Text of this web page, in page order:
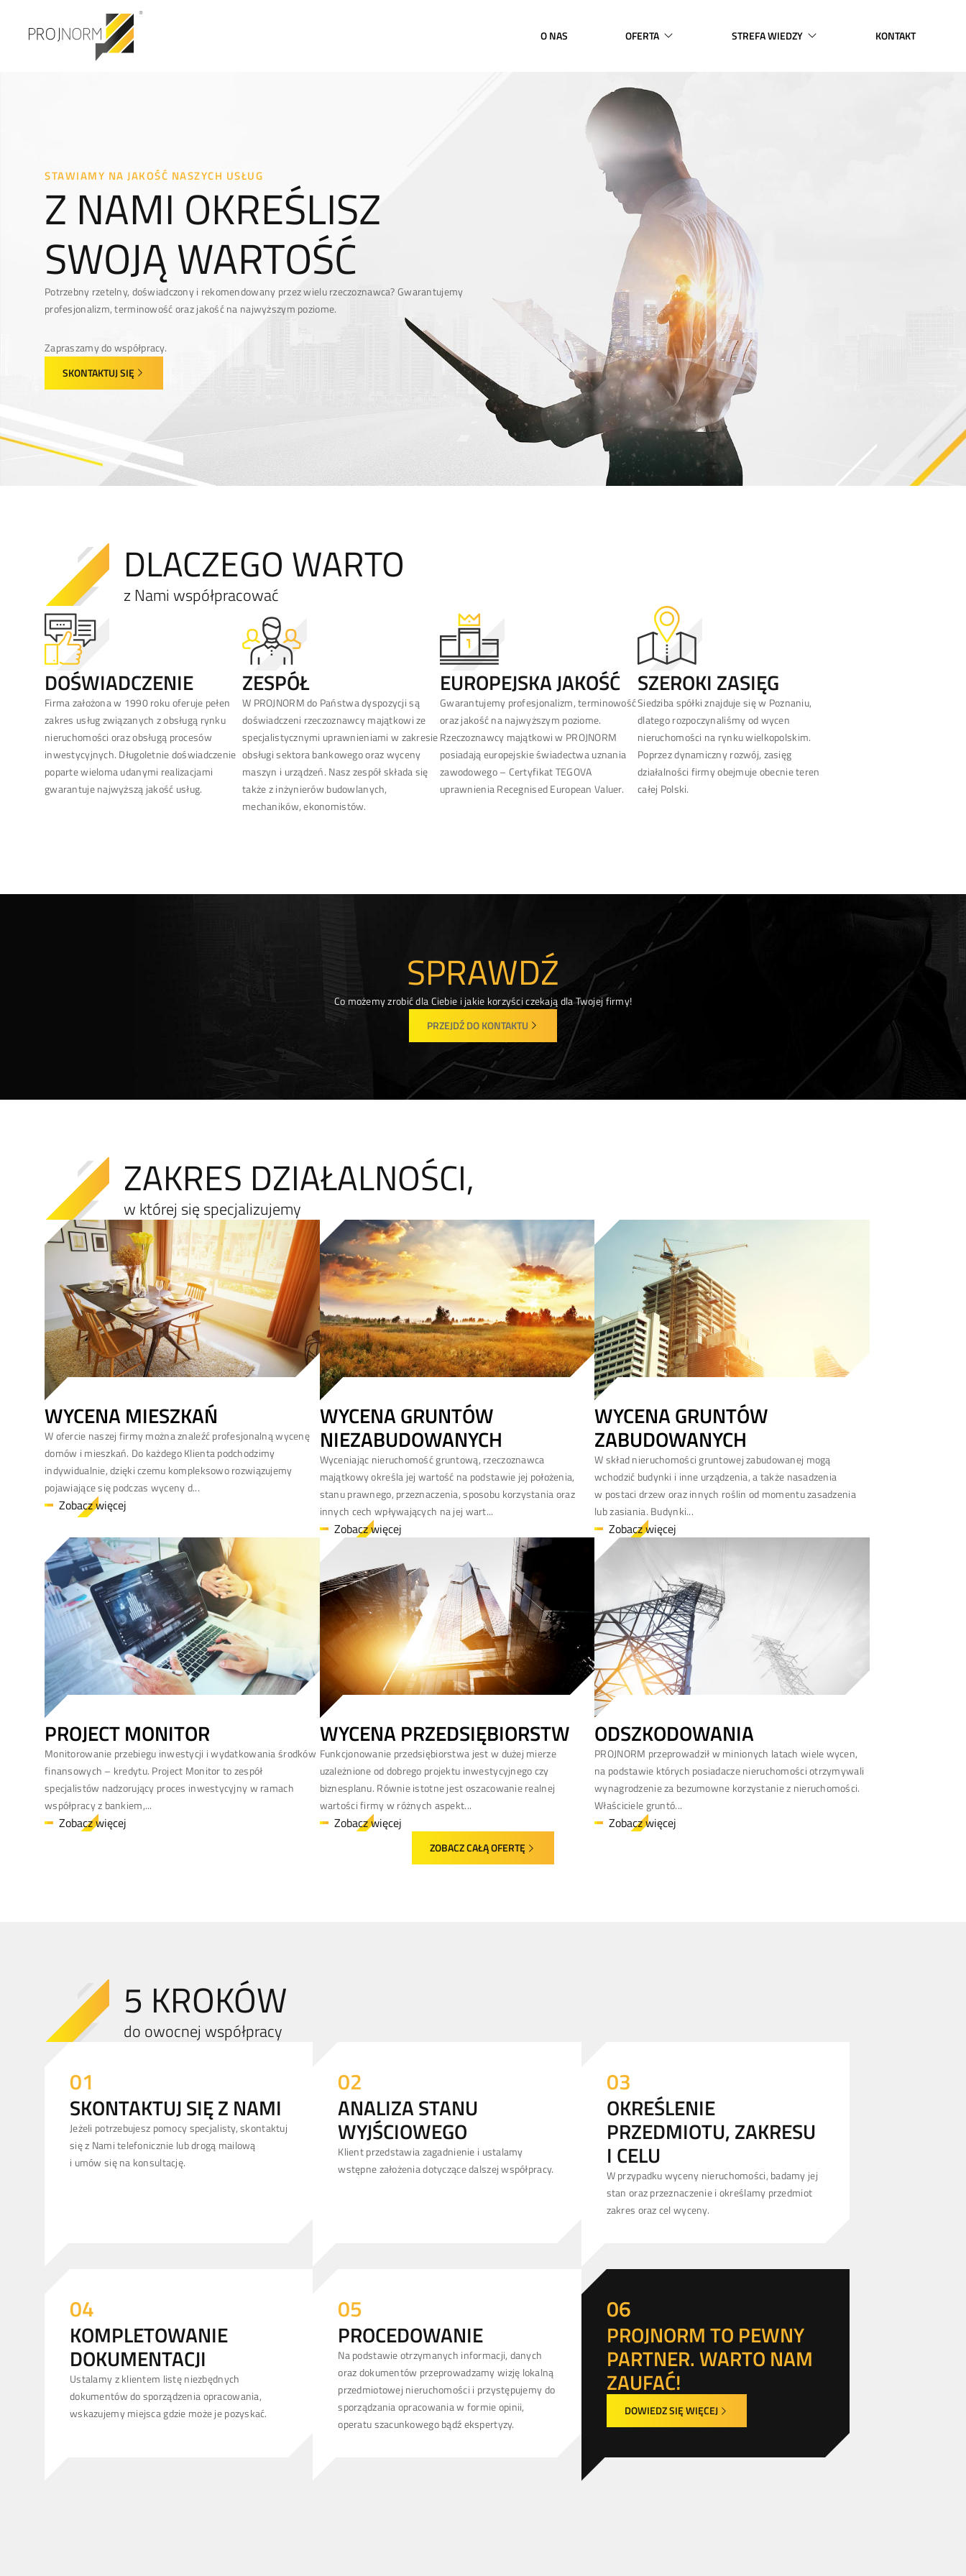
O NAS OFERTA STREFA WIEDZY KONTAKT
STAWIAMY NA JAKOŚĆ NASZYCH USŁUG
Z NAMI OKREŚLISZ
SWOJĄ WARTOŚĆ
Potrzebny rzetelny, doświadczony i rekomendowany przez wielu rzeczoznawca? Gwarantujemy
profesjonalizm, terminowość oraz jakość na najwyższym poziome.
Zapraszamy do współpracy.
SKONTAKTUJ SIĘ
DLACZEGO WARTO
z Nami współpracować
DOŚWIADCZENIE
Firma założona w 1990 roku oferuje pełen
zakres usług związanych z obsługą rynku
nieruchomości oraz obsługą procesów
inwestycyjnych. Długoletnie doświadczenie
poparte wieloma udanymi realizacjami
gwarantuje najwyższą jakość usług.
ZESPÓŁ
W PROJNORM do Państwa dyspozycji są
doświadczeni rzeczoznawcy majątkowi ze
specjalistycznymi uprawnieniami w zakresie
obsługi sektora bankowego oraz wyceny
maszyn i urządzeń. Nasz zespół składa się
także z inżynierów budowlanych,
mechaników, ekonomistów.
EUROPEJSKA JAKOŚĆ
Gwarantujemy profesjonalizm, terminowość
oraz jakość na najwyższym poziome.
Rzeczoznawcy majątkowi w PROJNORM
posiadają europejskie świadectwa uznania
zawodowego – Certyfikat TEGOVA
uprawnienia Recegnised European Valuer.
SZEROKI ZASIĘG
Siedziba spółki znajduje się w Poznaniu,
dlatego rozpoczynaliśmy od wycen
nieruchomości na rynku wielkopolskim.
Poprzez dynamiczny rozwój, zasięg
działalności firmy obejmuje obecnie teren
całej Polski.
SPRAWDŹ
Co możemy zrobić dla Ciebie i jakie korzyści czekają dla Twojej firmy!
PRZEJDŹ DO KONTAKTU
ZAKRES DZIAŁALNOŚCI,
w której się specjalizujemy
WYCENA MIESZKAŃ
W ofercie naszej firmy można znaleźć profesjonalną wycenę
domów i mieszkań. Do każdego Klienta podchodzimy
indywidualnie, dzięki czemu kompleksowo rozwiązujemy
pojawiające się podczas wyceny d...
Zobacz więcej
WYCENA GRUNTÓW
NIEZABUDOWANYCH
Wyceniając nieruchomość gruntową, rzeczoznawca
majątkowy określa jej wartość na podstawie jej położenia,
stanu prawnego, przeznaczenia, sposobu korzystania oraz
innych cech wpływających na jej wart...
Zobacz więcej
WYCENA GRUNTÓW
ZABUDOWANYCH
W skład nieruchomości gruntowej zabudowanej mogą
wchodzić budynki i inne urządzenia, a także nasadzenia
w postaci drzew oraz innych roślin od momentu zasadzenia
lub zasiania. Budynki...
Zobacz więcej
PROJECT MONITOR
Monitorowanie przebiegu inwestycji i wydatkowania środków
finansowych – kredytu. Project Monitor to zespół
specjalistów nadzorujący proces inwestycyjny w ramach
współpracy z bankiem,...
Zobacz więcej
WYCENA PRZEDSIĘBIORSTW
Funkcjonowanie przedsiębiorstwa jest w dużej mierze
uzależnione od dobrego projektu inwestycyjnego czy
biznesplanu. Równie istotne jest oszacowanie realnej
wartości firmy w różnych aspekt...
Zobacz więcej
ODSZKODOWANIA
PROJNORM przeprowadził w minionych latach wiele wycen,
na podstawie których posiadacze nieruchomości otrzymywali
wynagrodzenie za bezumowne korzystanie z nieruchomości.
Właściciele gruntó...
Zobacz więcej
ZOBACZ CAŁĄ OFERTĘ
5 KROKÓW
do owocnej współpracy
01
SKONTAKTUJ SIĘ Z NAMI
Jeżeli potrzebujesz pomocy specjalisty, skontaktuj
się z Nami telefonicznie lub drogą mailową
i umów się na konsultację.
02
ANALIZA STANU
WYJŚCIOWEGO
Klient przedstawia zagadnienie i ustalamy
wstępne założenia dotyczące dalszej współpracy.
03
OKREŚLENIE
PRZEDMIOTU, ZAKRESU
I CELU
W przypadku wyceny nieruchomości, badamy jej
stan oraz przeznaczenie i określamy przedmiot
zakres oraz cel wyceny.
04
KOMPLETOWANIE
DOKUMENTACJI
Ustalamy z klientem listę niezbędnych
dokumentów do sporządzenia opracowania,
wskazujemy miejsca gdzie może je pozyskać.
05
PROCEDOWANIE
Na podstawie otrzymanych informacji, danych
oraz dokumentów przeprowadzamy wizję lokalną
przedmiotowej nieruchomości i przystępujemy do
sporządzania opracowania w formie opinii,
operatu szacunkowego bądź ekspertyzy.
06
PROJNORM TO PEWNY
PARTNER. WARTO NAM
ZAUFAĆ!
DOWIEDZ SIĘ WIĘCEJ